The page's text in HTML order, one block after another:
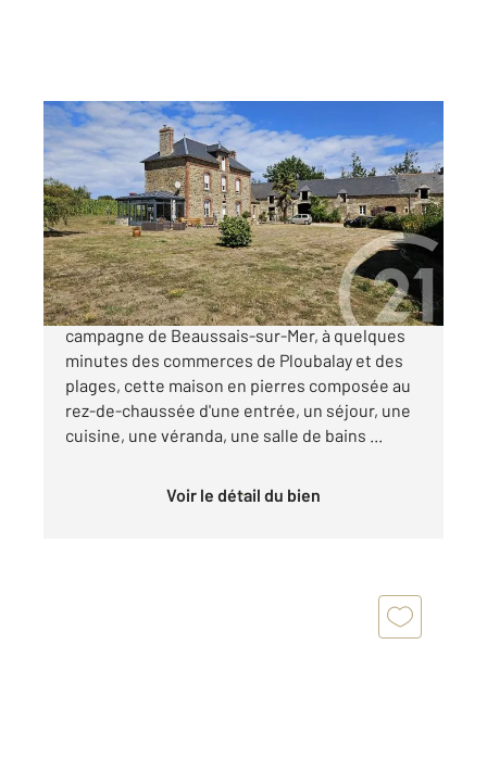
BEAUSSAIS SUR MER 22
167,59 m
, 7 pièces
Ref : 1714
Maison à vendre
786 000 €
CENTURY 21 DUFEIL INVEST vous propose en
campagne de Beaussais-sur-Mer, à quelques
minutes des commerces de Ploubalay et des
plages, cette maison en pierres composée au
rez-de-chaussée d'une entrée, un séjour, une
cuisine, une véranda, une salle de bains ...
Voir le détail du bien